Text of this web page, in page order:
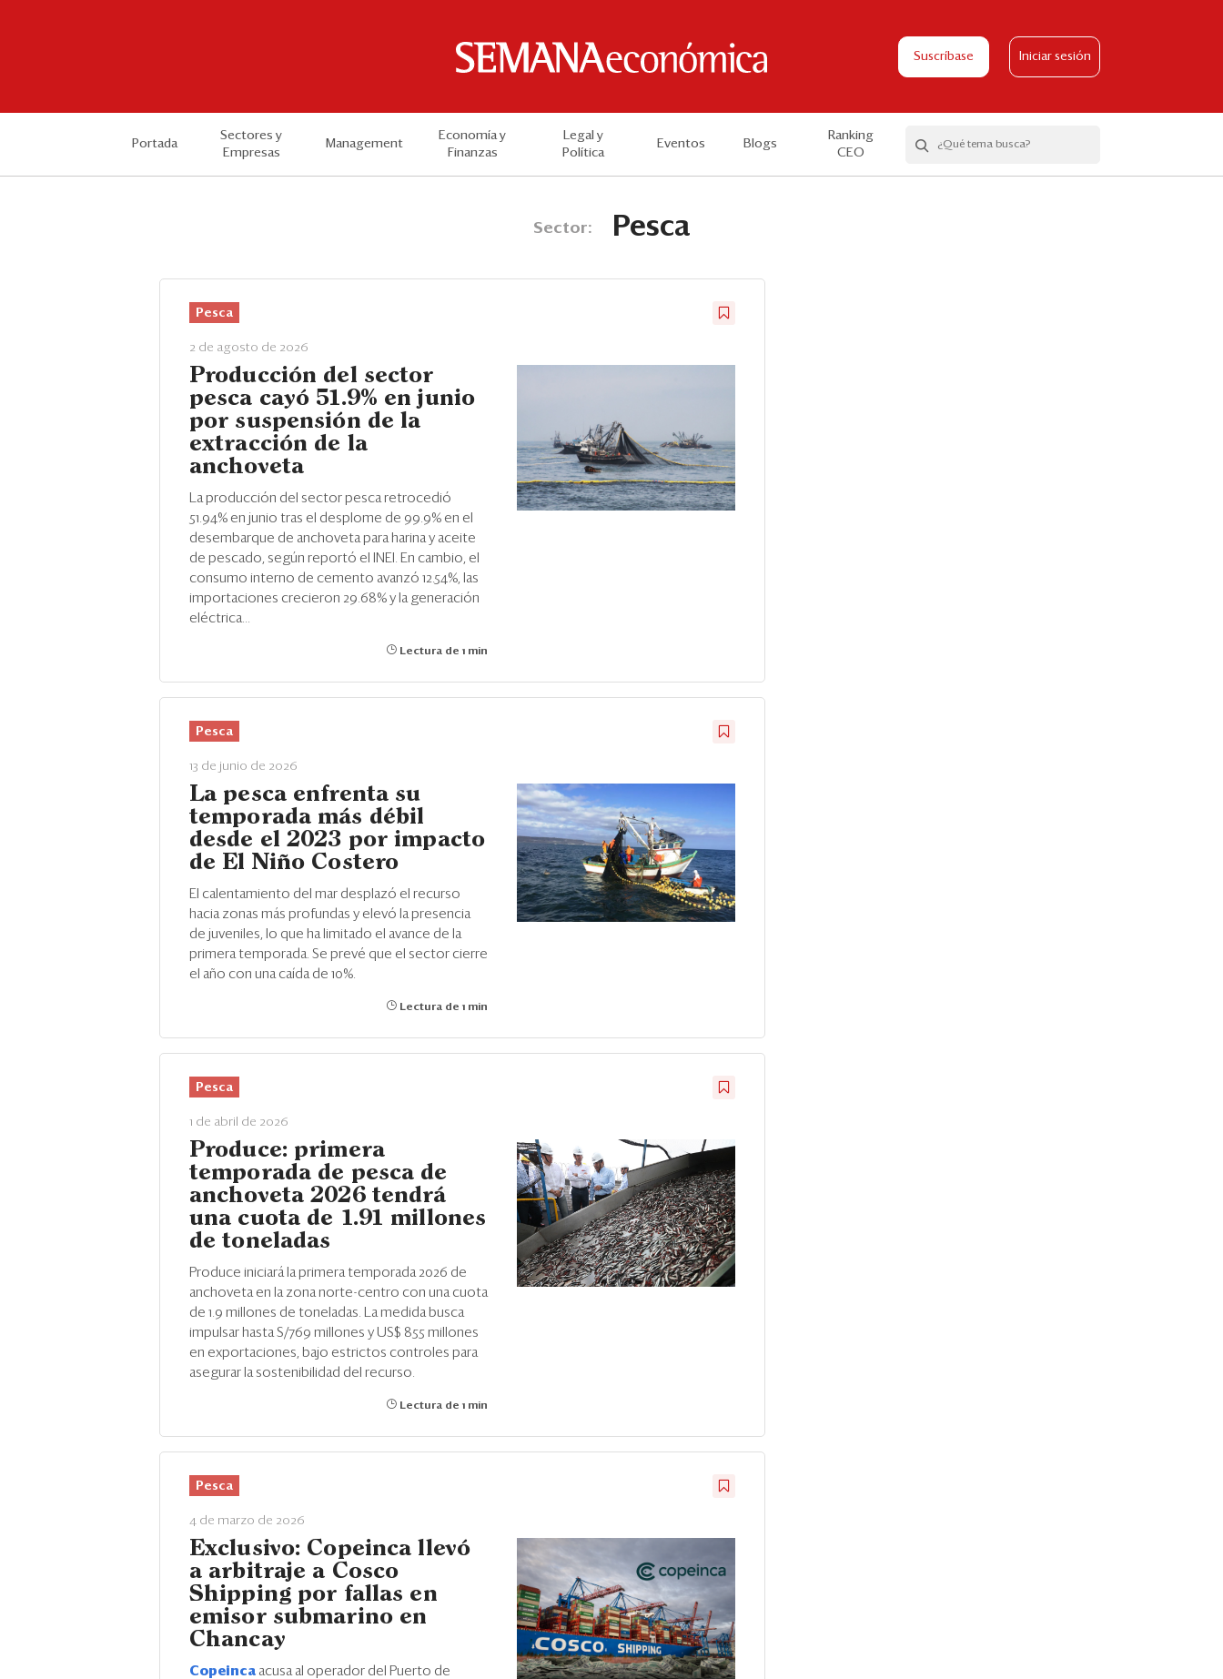
Suscríbase Iniciar sesión
Portada
Sectores y
Empresas
Management
Economía y
Finanzas
Legal y
Política
Eventos Blogs
Ranking
CEO
Sector: Pesca
Pesca
2 de agosto de 2026
Producción del sector
pesca cayó 51.9% en junio
por suspensión de la
extracción de la
anchoveta
La producción del sector pesca retrocedió
51.94% en junio tras el desplome de 99.9% en el
desembarque de anchoveta para harina y aceite
de pescado, según reportó el INEI. En cambio, el
consumo interno de cemento avanzó 12.54%, las
importaciones crecieron 29.68% y la generación
eléctrica...
Lectura de 1 min
Pesca
13 de junio de 2026
La pesca enfrenta su
temporada más débil
desde el 2023 por impacto
de El Niño Costero
El calentamiento del mar desplazó el recurso
hacia zonas más profundas y elevó la presencia
de juveniles, lo que ha limitado el avance de la
primera temporada. Se prevé que el sector cierre
el año con una caída de 10%.
Lectura de 1 min
Pesca
1 de abril de 2026
Produce: primera
temporada de pesca de
anchoveta 2026 tendrá
una cuota de 1.91 millones
de toneladas
Produce iniciará la primera temporada 2026 de
anchoveta en la zona norte-centro con una cuota
de 1.9 millones de toneladas. La medida busca
impulsar hasta S/769 millones y US$ 855 millones
en exportaciones, bajo estrictos controles para
asegurar la sostenibilidad del recurso.
Lectura de 1 min
Pesca
4 de marzo de 2026
Exclusivo: Copeinca llevó
a arbitraje a Cosco
Shipping por fallas en
emisor submarino en
Chancay
Copeinca acusa al operador del Puerto de